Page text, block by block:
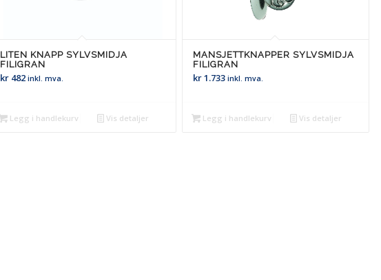
LITEN KNAPP SYLVSMIDJA
FILIGRAN
kr482 inkl. mva.
Legg i handlekurv Vis detaljer
MANSJETTKNAPPER SYLVSMIDJA
FILIGRAN
kr1.733 inkl. mva.
Legg i handlekurv Vis detaljer